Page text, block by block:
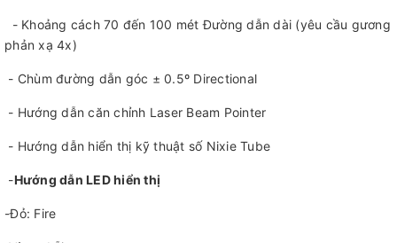
- Khoảng cách 70 đến 100 mét Đường dẫn dài (yêu cầu gương
phản xạ 4x)
- Chùm đường dẫn góc ± 0.5º Directional
- Hướng dẫn căn chỉnh Laser Beam Pointer
- Hướng dẫn hiển thị kỹ thuật số Nixie Tube
-Hướng dẫn LED hiển thị
-Đỏ: Fire